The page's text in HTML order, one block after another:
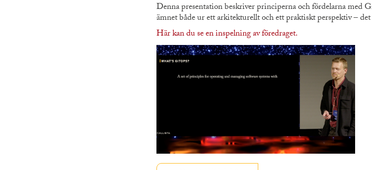
Denna presentation beskriver principerna och fördelarna
ämnet både ur ett arkitekturellt och ett praktiskt perspektiv –
Här kan du se en inspelning av föredraget.